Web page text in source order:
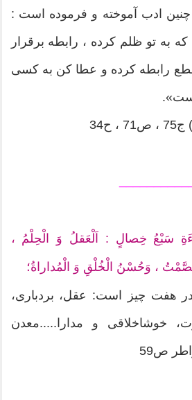
چنين ادب آموخته و فرموده است :
تو ظلم كرده ، رابطه برقرار
رابطه كرده و عطا كن به كسى
ح34
سَبْعُ خِصالٍ : اَلْعَقلُ وَ الْحِلْمُ ،
، وَحُسْنُ الْخُلْقِ وَ الْمُداراةُ؛
هفت چيز است: عقل، بردبارى،
خوش‏اخلاقى و مدارا.....معدن
ص59